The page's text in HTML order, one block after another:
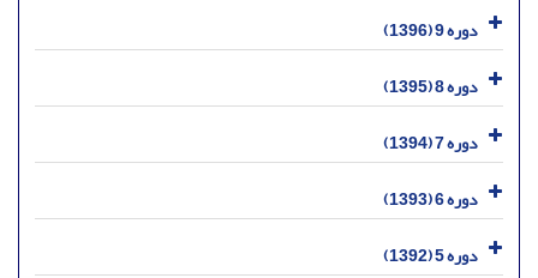
دوره 9 (1396)
دوره 8 (1395)
دوره 7 (1394)
دوره 6 (1393)
دوره 5 (1392)